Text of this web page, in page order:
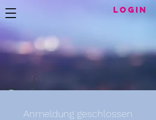
LogIN
Anmeldung geschlossen